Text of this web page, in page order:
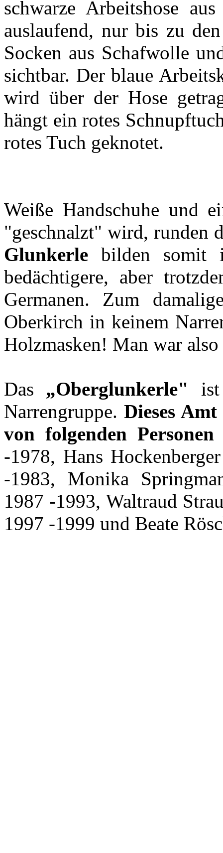
schwarze Arbeitshose
auslaufend, nur bis zu
Socken aus Schafwolle
sichtbar. Der blaue
wird über der Hose
hängt ein rotes
rotes Tuch geknotet.
Weiße Handschuhe und
"geschnalzt" wird, runden
Glunkerle bilden somit
bedächtigere, aber
Germanen. Zum
Oberkirch in keinem
Holzmasken! Man war
Das „Oberglunkerle"
Narrengruppe. Dieses
von folgenden Personen
-1978, Hans
-1983, Monika
1987 -1993, Waltraud
1997 -1999 und Beate